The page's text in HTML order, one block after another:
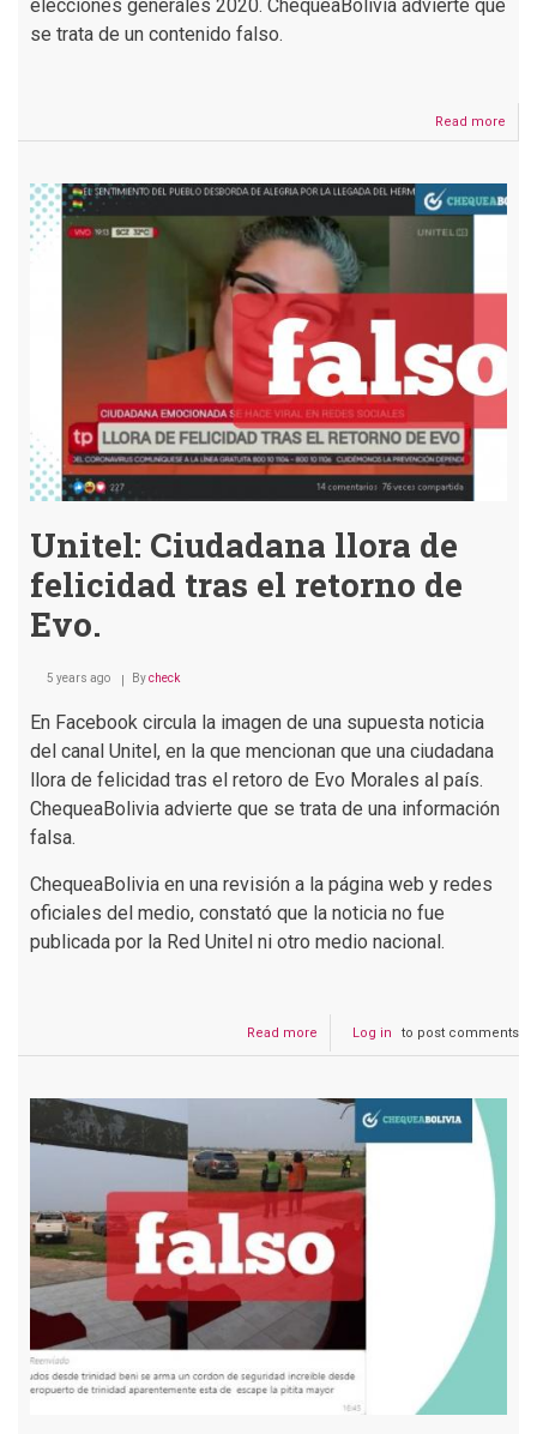
elecciones generales 2020. ChequeaBolivia advierte que
se trata de un contenido falso.
Read more
es
de
Unitel: Ciudadana llora de
felicidad tras el retorno de
Evo.
5 years ago Bycheck
En Facebook circula la imagen de una supuesta noticia
del canal Unitel, en la que mencionan que una ciudadana
llora de felicidad tras el retoro de Evo Morales al país.
ChequeaBolivia advierte que se trata de una información
falsa.
ChequeaBolivia en una revisión a la página web y redes
oficiales del medio, constató que la noticia no fue
publicada por la Red Unitel ni otro medio nacional.
Read more
Unitel:
tras
el
retorno
de
Evo.
Log in to post comments